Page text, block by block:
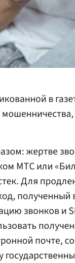
в
жертве
МТС или
Для
звонков и
почте,